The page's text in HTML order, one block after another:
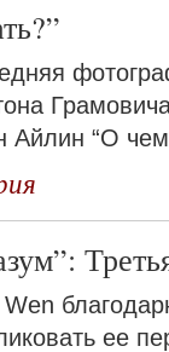
Айлин “О
ее